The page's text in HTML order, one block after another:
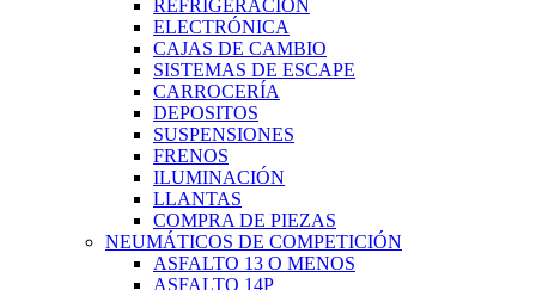
REFRIGERACIÓN
ELECTRÓNICA
CAJAS DE CAMBIO
SISTEMAS DE ESCAPE
CARROCERÍA
DEPOSITOS
SUSPENSIONES
FRENOS
ILUMINACIÓN
LLANTAS
COMPRA DE PIEZAS
NEUMÁTICOS DE COMPETICIÓN
ASFALTO 13 O MENOS
ASFALTO 14P